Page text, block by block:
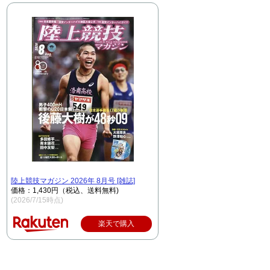
陸上競技マガジン 2026年 8月号 [雑誌]
価格：1,430円（税込、送料無料)
(2026/7/15時点)
楽天で購入